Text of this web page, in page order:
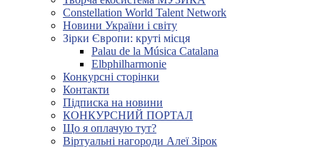
Constellation World Talent Network
Новини України і світу
Зірки Європи: круті місця
Palau de la Música Catalana
Elbphilharmonie
Конкурсні сторінки
Контакти
Підписка на новини
КОНКУРСНИЙ ПОРТАЛ
Що я оплачую тут?
Віртуальні нагороди Алеї Зірок